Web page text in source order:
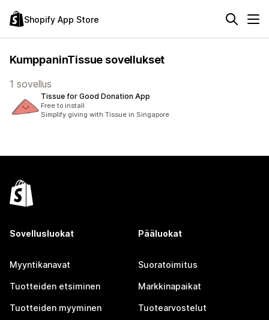
Shopify App Store
KumppaninTissue sovellukset
1 sovellus
Tissue for Good Donation App
Free to install
Simplify giving with Tissue in Singapore
Sovellusluokat
Myyntikanavat
Tuotteiden etsiminen
Tuotteiden myyminen
Pääluokat
Suoratoimitus
Markkinapaikat
Tuotearvostelut